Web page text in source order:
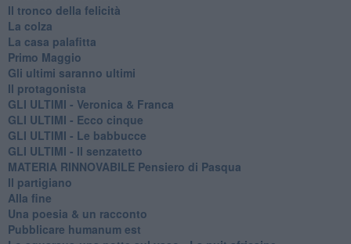
Il tronco della felicità
La colza
La casa palafitta
Primo Maggio
Gli ultimi saranno ultimi
Il protagonista
GLI ULTIMI - Veronica & Franca
GLI ULTIMI - Ecco cinque
GLI ULTIMI - Le babbucce
GLI ULTIMI - Il senzatetto
MATERIA RINNOVABILE Pensiero di Pasqua
Il partigiano
Alla fine
Una poesia & un racconto
Pubblicare humanum est